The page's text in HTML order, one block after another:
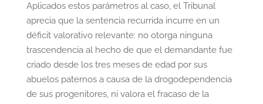
Aplicados estos parámetros al caso, el Tribunal
aprecia que la sentencia recurrida incurre en un
déficit valorativo relevante: no otorga ninguna
trascendencia al hecho de que el demandante fue
criado desde los tres meses de edad por sus
abuelos paternos a causa de la drogodependencia
de sus progenitores, ni valora el fracaso de la